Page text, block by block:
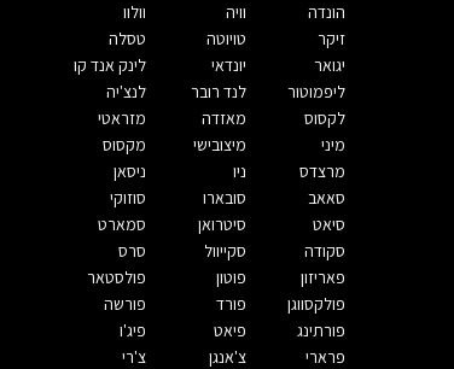
הונדה
וויה
וולוו
זיקר
טויוטה
טסלה
יגואר
יונדאי
לינק אנד קו
ליפמוטור
לנד רובר
לנצ'יה
לקסוס
מאזדה
מזראטי
מיני
מיצובישי
מקסוס
מרצדס
ניו
ניסאן
סאאב
סובארו
סוזוקי
סיאט
סיטרואן
סמארט
סקודה
סקייוול
סרס
פאריזון
פוטון
פולסטאר
פולקסווגן
פורד
פורשה
פורתינג
פיאט
פיג'ו
פרארי
צ'אנגן צ'רי